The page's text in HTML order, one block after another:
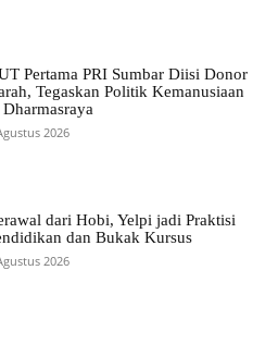
Pertama PRI Sumbar Diisi Donor
Tegaskan Politik Kemanusiaan
2026
dari Hobi, Yelpi jadi Praktisi
dan Bukak Kursus
2026